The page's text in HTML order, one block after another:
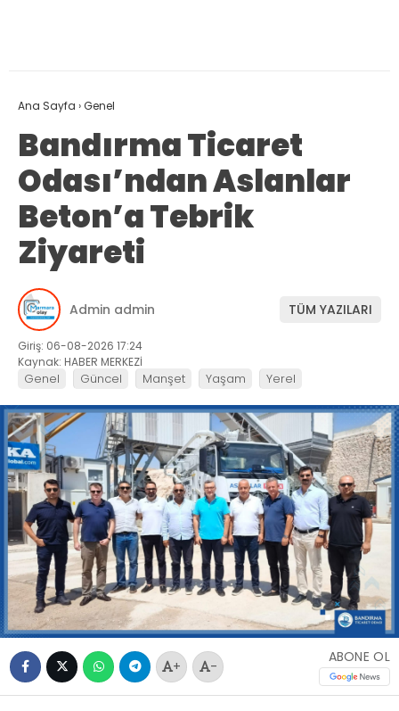
Ana Sayfa ›Genel
Bandırma Ticaret
Odası’ndan Aslanlar
Beton’a Tebrik
Ziyareti
Admin admin TÜM YAZILARI
Giriş: 06-08-2026 17:24
Kaynak: HABER MERKEZİ
Genel Güncel Manşet Yaşam Yerel
+ -
ABONE OL